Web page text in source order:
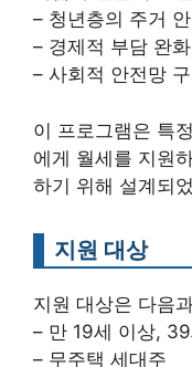
– 청년층의 주거
– 경제적 부담 완화
– 사회적 안전망
이 프로그램은 특
에게 월세를 지원
하기 위해 설계되
지원 대상
지원 대상은 다음
– 만 19세 이상,
– 무주택 세대주